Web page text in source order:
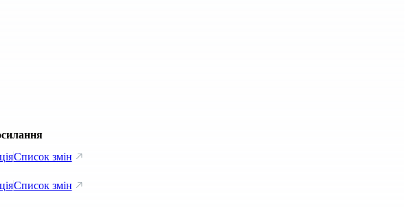
Список змін
Список змін